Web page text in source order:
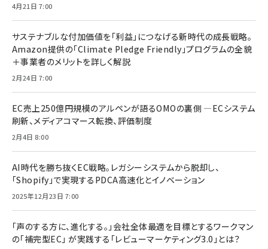
4月21日 7:00
サステナブルな付加価値を「利益」につなげる新時代の成長戦略。
Amazon提供の「Climate Pledge Friendly」プログラムの全貌
＋事業者のメリットを詳しく解説
2月24日 7:00
EC売上250億円規模のアルペンが語るOMOの裏側 ―ECシステム
刷新、メディアコマース転換、評価制度
2月4日 8:00
AI時代を勝ち抜くEC戦略。レガシーシステムから脱却し、
「Shopify」で実現するPDCA高速化とイノベーション
2025年12月23日 7:00
「声のする方に、進化する。」会社全体最適を目標とするワークマン
の「補完型EC」 が実践する「レビューマーケティング3.0」とは？